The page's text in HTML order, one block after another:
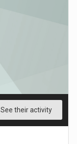
See their activity